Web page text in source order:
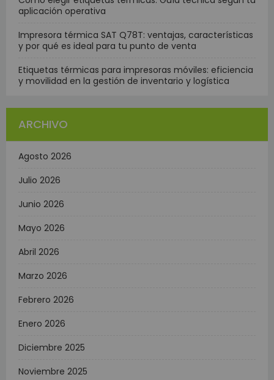
aplicación operativa
Impresora térmica SAT Q78T: ventajas, características
y por qué es ideal para tu punto de venta
Etiquetas térmicas para impresoras móviles: eficiencia
y movilidad en la gestión de inventario y logística
ARCHIVO
Agosto 2026
Julio 2026
Junio 2026
Mayo 2026
Abril 2026
Marzo 2026
Febrero 2026
Enero 2026
Diciembre 2025
Noviembre 2025